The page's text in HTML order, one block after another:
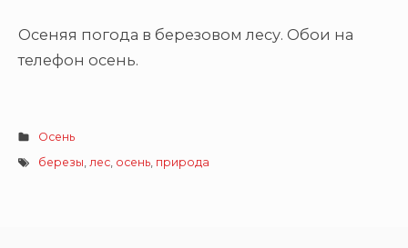
Осеняя погода в березовом лесу. Обои на
телефон осень.
Осень
березы,лес, осень, природа